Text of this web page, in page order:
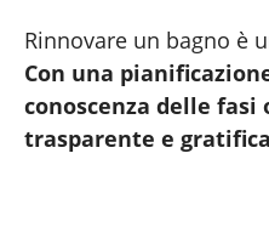
Rinnovare un bagno è
Con una
conoscenza delle
trasparente e